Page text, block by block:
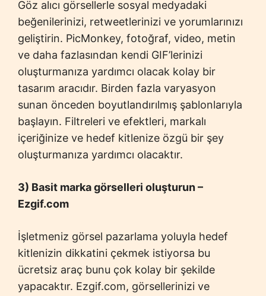
Göz alıcı görsellerle sosyal medyadaki
beğenilerinizi, retweetlerinizi ve yorumlarınızı
geliştirin. PicMonkey, fotoğraf, video, metin
ve daha fazlasından kendi GIF’lerinizi
oluşturmanıza yardımcı olacak kolay bir
tasarım aracıdır. Birden fazla varyasyon
sunan önceden boyutlandırılmış şablonlarıyla
başlayın. Filtreleri ve efektleri, markalı
içeriğinize ve hedef kitlenize özgü bir şey
oluşturmanıza yardımcı olacaktır.
3) Basit marka görselleri oluşturun –
Ezgif.com
İşletmeniz görsel pazarlama yoluyla hedef
kitlenizin dikkatini çekmek istiyorsa bu
ücretsiz araç bunu çok kolay bir şekilde
yapacaktır. Ezgif.com, görsellerinizi ve